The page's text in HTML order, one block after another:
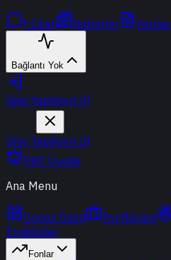
t-Chat Haberler Yazılar
Bağlantı Yok
Giriş YapKayıt Ol
Giriş YapKayıt Ol
PRO Üyelik
Ana Menu
Günün Özeti Portföyüm
Endeksler
Fonlar